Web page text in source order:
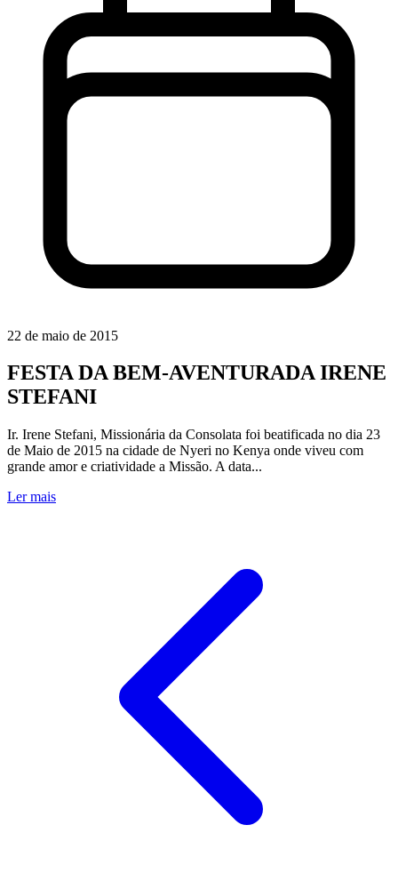
22 de maio de 2015
FESTA DA BEM-AVENTURADA IRENE
STEFANI
Ir. Irene Stefani, Missionária da Consolata foi beatificada no dia 23
de Maio de 2015 na cidade de Nyeri no Kenya onde viveu com
grande amor e criatividade a Missão. A data...
Ler mais